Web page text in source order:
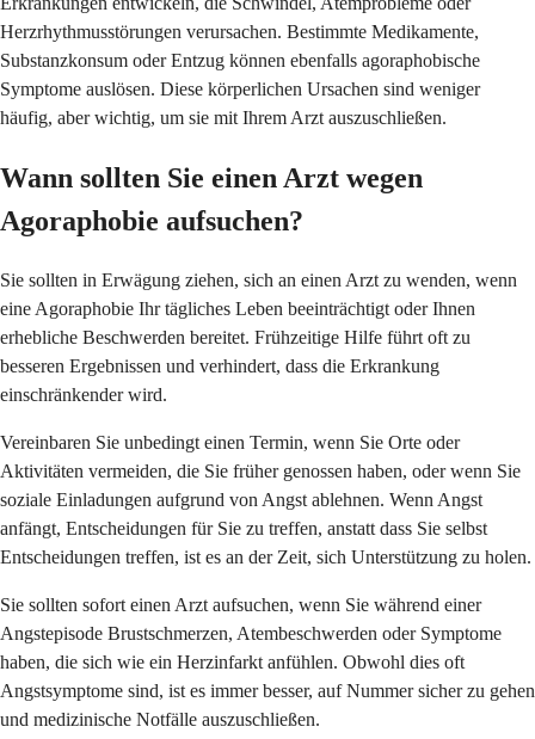
Herzrhythmusstörungen verursachen. Bestimmte Medikamente,
Substanzkonsum oder Entzug können ebenfalls agoraphobische
Symptome auslösen. Diese körperlichen Ursachen sind weniger
häufig, aber wichtig, um sie mit Ihrem Arzt auszuschließen.
Wann sollten Sie einen Arzt wegen
Agoraphobie aufsuchen?
Sie sollten in Erwägung ziehen, sich an einen Arzt zu wenden, wenn
eine Agoraphobie Ihr tägliches Leben beeinträchtigt oder Ihnen
erhebliche Beschwerden bereitet. Frühzeitige Hilfe führt oft zu
besseren Ergebnissen und verhindert, dass die Erkrankung
einschränkender wird.
Vereinbaren Sie unbedingt einen Termin, wenn Sie Orte oder
Aktivitäten vermeiden, die Sie früher genossen haben, oder wenn Sie
soziale Einladungen aufgrund von Angst ablehnen. Wenn Angst
anfängt, Entscheidungen für Sie zu treffen, anstatt dass Sie selbst
Entscheidungen treffen, ist es an der Zeit, sich Unterstützung zu holen.
Sie sollten sofort einen Arzt aufsuchen, wenn Sie während einer
Angstepisode Brustschmerzen, Atembeschwerden oder Symptome
haben, die sich wie ein Herzinfarkt anfühlen. Obwohl dies oft
Angstsymptome sind, ist es immer besser, auf Nummer sicher zu gehen
und medizinische Notfälle auszuschließen.